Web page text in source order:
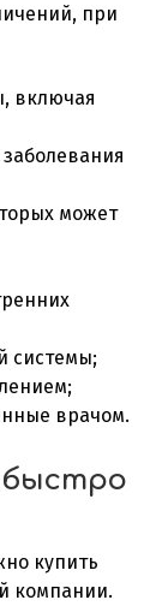
при
включая
может
системы;
врачом.
быстро
купить
компании.